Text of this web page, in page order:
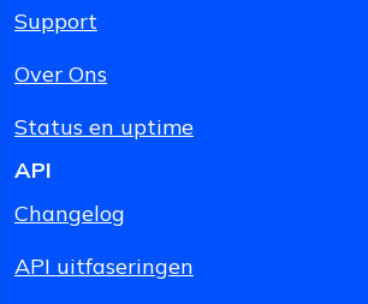
Support
Over Ons
Status en uptime
API
Changelog
API uitfaseringen